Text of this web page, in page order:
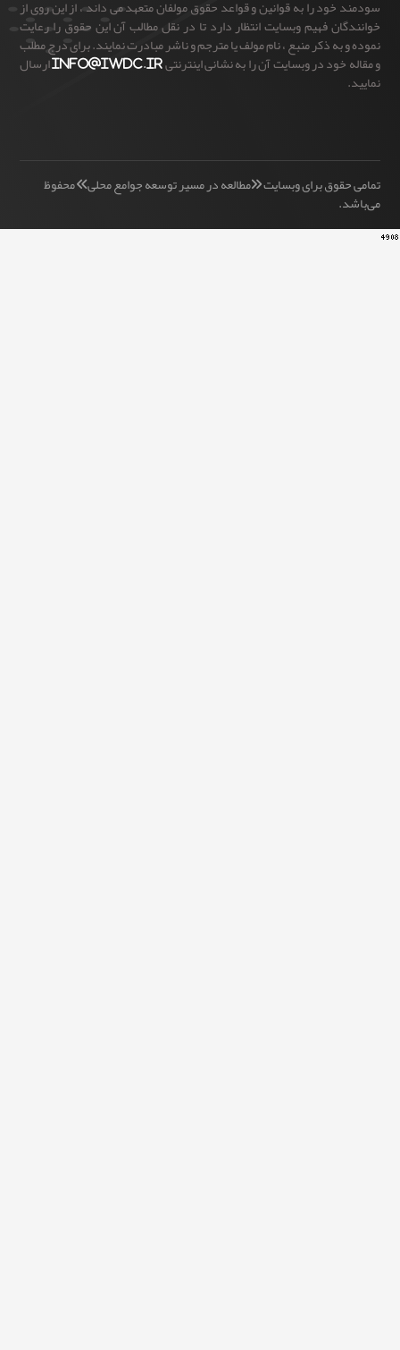
را به قوانین و قواعد حقوق مولفان متعهد می داند ، از این روی از
فهیم وبسایت انتظار دارد تا در نقل مطالب آن این حقوق را رعایت
ذکر منبع ، نام مولف یا مترجم و ناشر مبادرت نمایند. برای درج مطلب
در وبسایت آن را به نشانی اینترنتیinfo@iwdc.irارسال
برای وبسایت «مطالعه در مسیر توسعه جوامع محلی» محفوظ